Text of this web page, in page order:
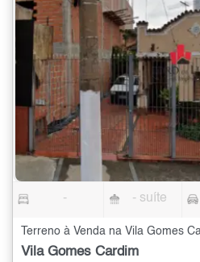
- - suíte
Terreno à Venda na Vila Gomes
Vila Gomes Cardim